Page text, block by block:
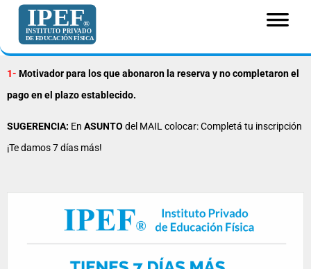
1- Motivador para los que abonaron la reserva y no completaron el
pago en el plazo establecido.
SUGERENCIA: En ASUNTO del MAIL colocar: Completá tu inscripción
¡Te damos 7 días más!